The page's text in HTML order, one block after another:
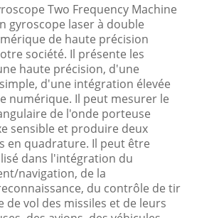
Two Frequency Machine
gyroscope laser à double
de haute précision
société. Il présente les
haute précision, d'une
d'une intégration élevée
numérique. Il peut mesurer le
de l'onde porteuse
sensible et produire deux
en quadrature. Il peut être
dans l'intégration du
navigation, de la
du contrôle de tir
de vol des missiles et de leurs